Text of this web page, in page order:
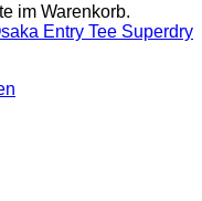
im Warenkorb.
Entry Tee Superdry